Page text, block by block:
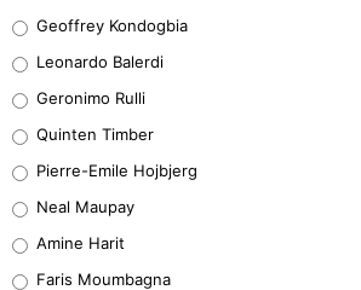
38%
32%
5%
1%
Geoffrey Kondogbia
Leonardo Balerdi
Geronimo Rulli
Quinten Timber
Pierre-Emile Hojbjerg
Neal Maupay
Amine Harit
Faris Moumbagna